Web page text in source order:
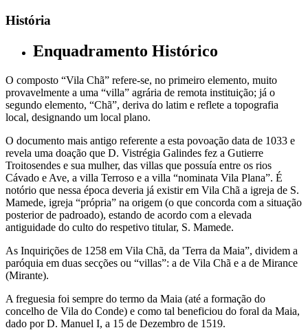
História
Enquadramento Histórico
O composto “Vila Chã” refere-se, no primeiro elemento, muito
provavelmente a uma “villa” agrária de remota instituição; já o
segundo elemento, “Chã”, deriva do latim e reflete a topografia
local, designando um local plano.
O documento mais antigo referente a esta povoação data de 1033 e
revela uma doação que D. Vistrégia Galindes fez a Gutierre
Troitosendes e sua mulher, das villas que possuía entre os rios
Cávado e Ave, a villa Terroso e a villa “nominata Vila Plana”. É
notório que nessa época deveria já existir em Vila Chã a igreja de S.
Mamede, igreja “própria” na origem (o que concorda com a situação
posterior de padroado), estando de acordo com a elevada
antiguidade do culto do respetivo titular, S. Mamede.
As Inquirições de 1258 em Vila Chã, da 'Terra da Maia”, dividem a
paróquia em duas secções ou “villas”: a de Vila Chã e a de Mirance
(Mirante).
A freguesia foi sempre do termo da Maia (até a formação do
concelho de Vila do Conde) e como tal beneficiou do foral da Maia,
dado por D. Manuel I, a 15 de Dezembro de 1519.